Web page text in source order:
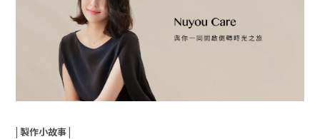
| 製作小故事 |